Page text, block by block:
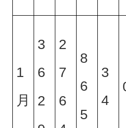
1
月
3
6
2
2
7
6
8
6
5
3
4